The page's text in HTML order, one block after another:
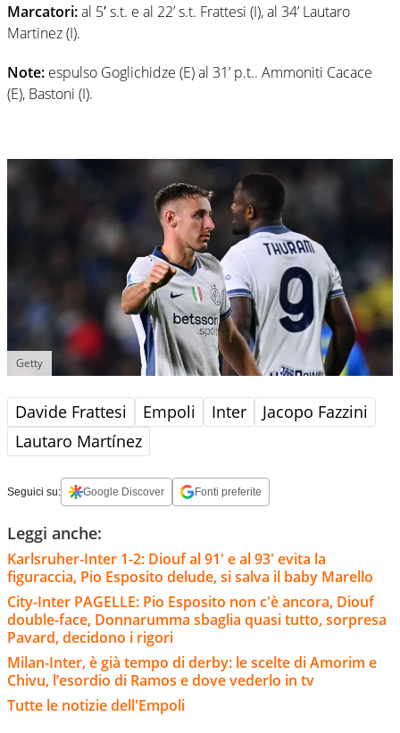
Marcatori:al 5′ s.t. e al 22’ s.t. Frattesi (I), al 34’ Lautaro
Martinez (I).
Note: espulso Goglichidze (E) al 31’ p.t.. Ammoniti Cacace
(E), Bastoni (I).
Getty
Davide Frattesi Empoli Inter
Jacopo Fazzini
Lautaro Martínez
Seguici su: Google Discover Fonti preferite
Leggi anche:
Karlsruher-Inter 1-2: Diouf al 91' e al 93' evita la
figuraccia, Pio Esposito delude, si salva il baby Marello
City-Inter PAGELLE: Pio Esposito non c'è ancora, Diouf
double-face, Donnarumma sbaglia quasi tutto, sorpresa
Pavard, decidono i rigori
Milan-Inter, è già tempo di derby: le scelte di Amorim e
Chivu, l’esordio di Ramos e dove vederlo in tv
Tutte le notizie dell'Empoli